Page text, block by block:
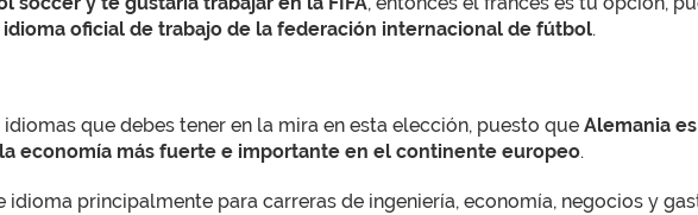
oficial de trabajo de la federación internacional de fútbol.
que debes tener en la mira en esta elección, puesto que Alemania
economía más fuerte e importante en el continente europeo.
principalmente para carreras de ingeniería, economía, negocios y